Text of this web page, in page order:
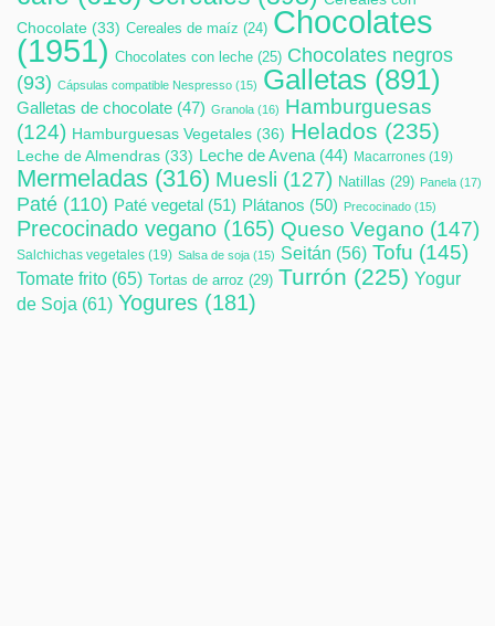
Chocolate (33) Cereales de maíz (24) Chocolates
(1951) Chocolates con leche (25) Chocolates negros
(93) Cápsulas compatible Nespresso (15) Galletas (891)
Galletas de chocolate (47) Granola (16) Hamburguesas
(124) Hamburguesas Vegetales (36) Helados (235)
Leche de Almendras (33) Leche de Avena(44) Macarrones (19)
Mermeladas (316) Muesli (127) Natillas (29) Panela (17)
Paté (110) Paté vegetal (51) Plátanos (50) Precocinado (15)
Precocinado vegano (165) Queso Vegano (147)
Salchichas vegetales (19) Salsa de soja (15) Seitán (56) Tofu (145)
Tomate frito (65) Tortas de arroz (29) Turrón (225) Yogur
de Soja (61) Yogures (181)